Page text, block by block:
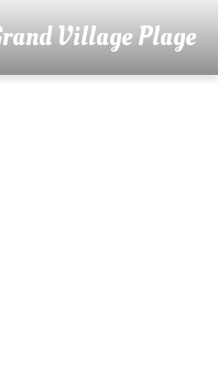
Village Plage